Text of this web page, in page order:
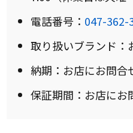
電話番号： 047-362-
取り扱いブランド：
納期：お店にお問合
保証期間：お店にお